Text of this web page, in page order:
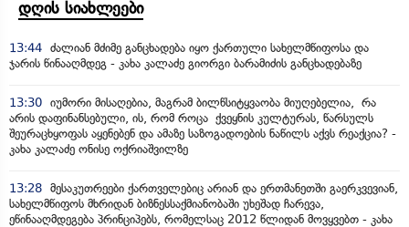
დღის სიახლეები
13:44 ძალიან მძიმე განცხადება იყო ქართული სახელმწიფოსა და
ჯარის წინააღმდეგ - კახა კალაძე გიორგი ბარამიძის განცხადებაზე
13:30 იუმორი მისაღებია, მაგრამ ბილწსიტყვაობა მიუღებელია, რა
არის დაფინანსებული, ის, რომ როცა ქვეყნის კულტურას, წარსულს
შეურაცხყოფას აყენებენ და ამაზე საზოგადოების ნაწილს აქვს რეაქცია? -
კახა კალაძე ონისე ოქრიაშვილზე
13:28 მესაკუთრეები ქართველებიც არიან და ერთმანეთში გაერკვევიან,
სახელმწიფოს მხრიდან ბიზნესსაქმიანობაში უხეშად ჩარევა,
ეწინააღმდეგება პრინციპებს, რომელსაც 2012 წლიდან მოვყვებთ - კახა